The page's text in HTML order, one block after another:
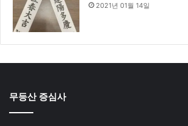
2021년 01월 14일
무등산 증심사